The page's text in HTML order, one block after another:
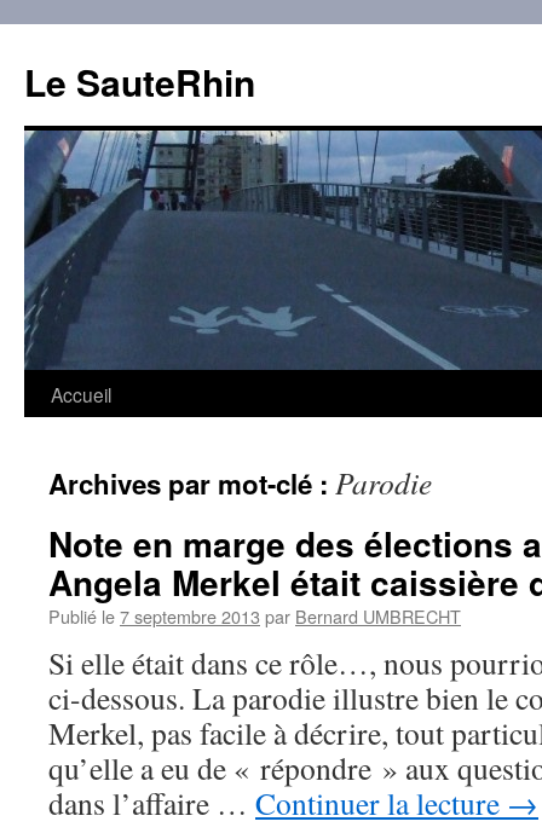
contenu
Le SauteRhin
Accueil
Archives par mot-clé : Parodie
Note en marge des élections
Angela Merkel était caissière
Publié le7 septembre 2013 par Bernard UMBRECHT
Si elle était dans ce rôle…, nous
ci-dessous. La parodie illustre bien le
Merkel, pas facile à décrire, tout
qu’elle a eu de « répondre » aux
dans l’affaire … Continuer la lecture →